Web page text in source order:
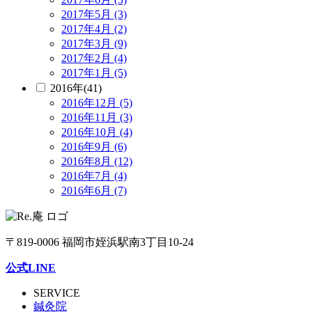
2017年5月 (3)
2017年4月 (2)
2017年3月 (9)
2017年2月 (4)
2017年1月 (5)
2016年(41)
2016年12月 (5)
2016年11月 (3)
2016年10月 (4)
2016年9月 (6)
2016年8月 (12)
2016年7月 (4)
2016年6月 (7)
〒819-0006 福岡市姪浜駅南3丁目10-24
公式LINE
SERVICE
鍼灸院